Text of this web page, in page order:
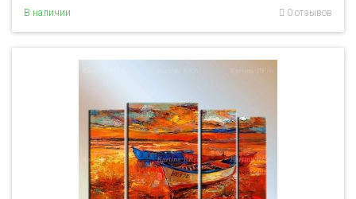
В наличии 0 отзывов